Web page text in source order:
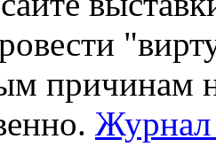
причинам
Журнал